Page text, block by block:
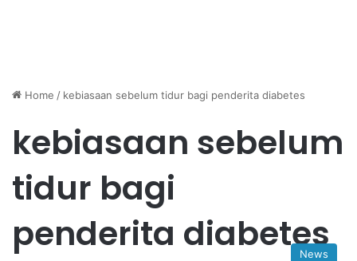
Home / kebiasaan sebelum tidur bagi penderita diabetes
kebiasaan sebelum
tidur bagi
penderita diabetes
News